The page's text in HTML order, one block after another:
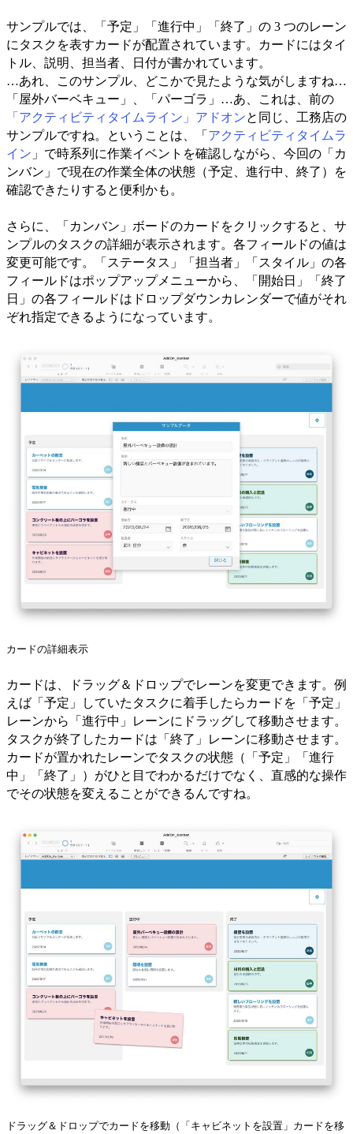
サンプルでは、「予定」「進行中」「終了」の 3 つのレーン
にタスクを表すカードが配置されています。カードにはタイ
トル、説明、担当者、日付が書かれています。
…あれ、このサンプル、どこかで見たような気がしますね…
「屋外バーベキュー」、「パーゴラ」…あ、これは、前の
「アクティビティタイムライン」アドオンと同じ、工務店の
サンプルですね。ということは、「 アクティビティタイムラ
イン 」で時系列に作業イベントを確認しながら、今回の「カ
ンバン」で現在の作業全体の状態（予定、進行中、終了）を
確認できたりすると便利かも。
さらに、「カンバン」ボードのカードをクリックすると、サ
ンプルのタスクの詳細が表示されます。各フィールドの値は
変更可能です。「ステータス」「担当者」「スタイル」の各
フィールドはポップアップメニューから、「開始日」「終了
日」の各フィールドはドロップダウンカレンダーで値がそれ
ぞれ指定できるようになっています。
カードの詳細表示
カードは、ドラッグ＆ドロップでレーンを変更できます。例
えば「予定」していたタスクに着手したらカードを「予定」
レーンから「進行中」レーンにドラッグして移動させます。
タスクが終了したカードは「終了」レーンに移動させます。
カードが置かれたレーンでタスクの状態（「予定」「進行
中」「終了」）がひと目でわかるだけでなく、直感的な操作
でその状態を変えることができるんですね。
ドラッグ＆ドロップでカードを移動（「キャビネットを設置」カードを移